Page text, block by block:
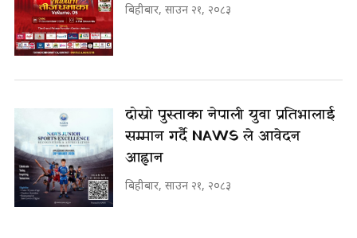
बिहीबार, साउन २१, २०८३
दोस्रो पुस्ताका नेपाली युवा प्रतिभालाई
सम्मान गर्दै NAWS ले आवेदन
आह्वान
बिहीबार, साउन २१, २०८३